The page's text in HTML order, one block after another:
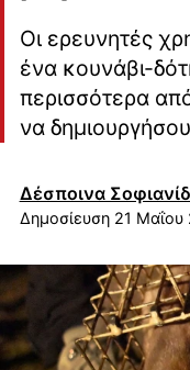
Οι ερευνητές
ένα κουνάβι-
περισσότερα
να
Δέσποινα
21 Μαΐου